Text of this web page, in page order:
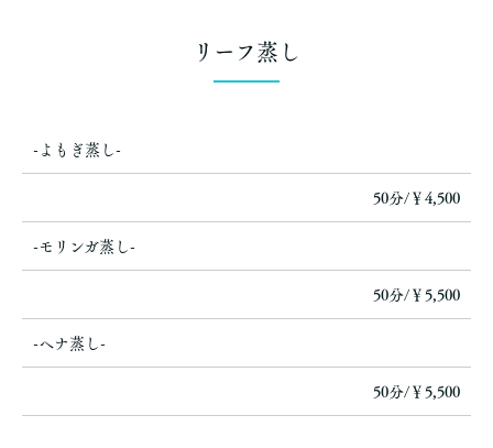
リーフ蒸し
-よもぎ蒸し-
50分/￥4,500
-モリンガ蒸し-
50分/￥5,500
-ヘナ蒸し-
50分/￥5,500